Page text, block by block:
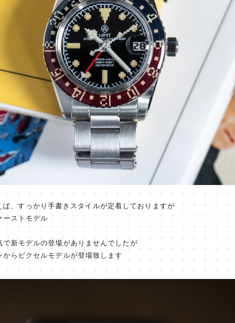
、すっかり手書きスタイルが定着しておりますが
ーストモデル
新モデルの登場がありませんでしたが
らピクセルモデルが登場致します